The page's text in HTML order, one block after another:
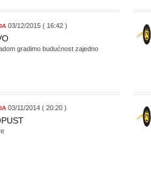
03/12/2015 ( 16:42 )
gradimo budućnost zajedno
03/11/2014 ( 20:20 )